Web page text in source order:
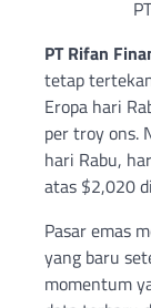
PT Rifan
tetap
Eropa hari
per troy ons.
hari Rabu,
atas $2,020
Pasar emas
yang baru
momentum